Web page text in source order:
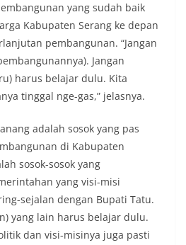
yang sudah baik
Kabupaten Serang ke depan
pembangunan. “Jangan
Jangan
harus belajar dulu. Kita
tinggal nge-gas,” jelasnya.
adalah sosok yang pas
di Kabupaten
sosok-sosok yang
yang visi-misi
sejalan dengan Bupati Tatu.
yang lain harus belajar dulu.
dan visi-misinya juga pasti